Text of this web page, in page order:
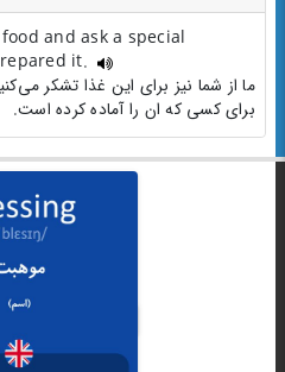
and ask a special
it.
ما از شما نیز برای این غذا تشکر
برای کسی که ان را آماده کرده است.